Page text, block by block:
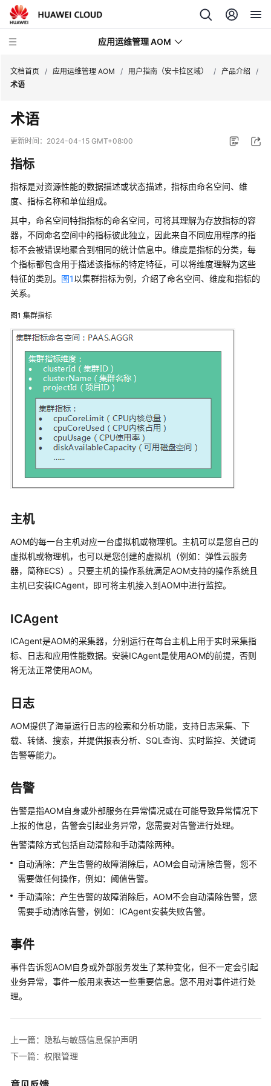
应用运维管理 AOM
最
新
动
品
介
绍
计
费
说
明
快
入
门
用
实
践
API
考
SDK
参
常
见
问
题
频
帮
助
AOM
文
更
多
档
用
户
（吉
隆
用
户
文档首页 / 应用运维管理 AOM / 用户指南（安卡拉区域） / 产品介绍
/
术语
术语
更新时间： 2024-04-15 GMT+08:00
指标
指标是对资源性能的数据描述或状态描述，指标由命名空间、维
度、指标名称和单位组成。
其中，命名空间特指指标的命名空间，可将其理解为存放指标的容
器，不同命名空间中的指标彼此独立，因此来自不同应用程序的指
标不会被错误地聚合到相同的统计信息中。维度是指标的分类，每
个指标都包含用于描述该指标的特定特征，可以将维度理解为这些
特征的类别。 图1以集群指标为例，介绍了命名空间、维度和指标的
关系。
图1 集群指标
主机
AOM的每一台主机对应一台虚拟机或物理机。主机可以是您自己的
虚拟机或物理机，也可以是您创建的虚拟机（例如：弹性云服务
器，简称ECS）。只要主机的操作系统满足AOM支持的操作系统且
主机已安装ICAgent，即可将主机接入到AOM中进行监控。
ICAgent
ICAgent是AOM的采集器，分别运行在每台主机上用于实时采集指
标、日志和应用性能数据。安装ICAgent是使用AOM的前提，否则
将无法正常使用AOM。
日志
AOM提供了海量运行日志的检索和分析功能，支持日志采集、下
载、转储、搜索，并提供报表分析、SQL查询、实时监控、关键词
告警等能力。
告警
告警是指AOM自身或外部服务在异常情况或在可能导致异常情况下
上报的信息，告警会引起业务异常，您需要对告警进行处理。
告警清除方式包括自动清除和手动清除两种。
自动清除：产生告警的故障消除后，AOM会自动清除告警，您不
需要做任何操作，例如：阈值告警。
手动清除：产生告警的故障消除后，AOM不会自动清除告警，您
需要手动清除告警，例如：ICAgent安装失败告警。
事件
事件告诉您AOM自身或外部服务发生了某种变化，但不一定会引起
业务异常，事件一般用来表达一些重要信息。您不用对事件进行处
理。
上一篇：隐私与敏感信息保护声明
下一篇：权限管理